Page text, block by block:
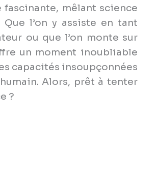
fascinante, mêlant science
l’on y assiste en tant
ou que l’on monte sur
un moment inoubliable
capacités insoupçonnées
Alors, prêt à tenter
?